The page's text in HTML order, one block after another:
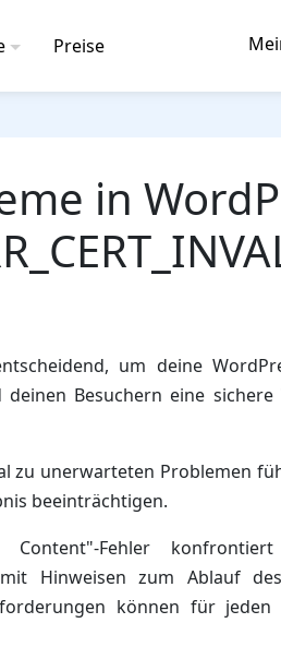
Preise
in
um deine
Besuchern eine sichere
zu unerwarteten Problemen
beeinträchtigen.
Fehler
Hinweisen zum Ablauf
können für jeden